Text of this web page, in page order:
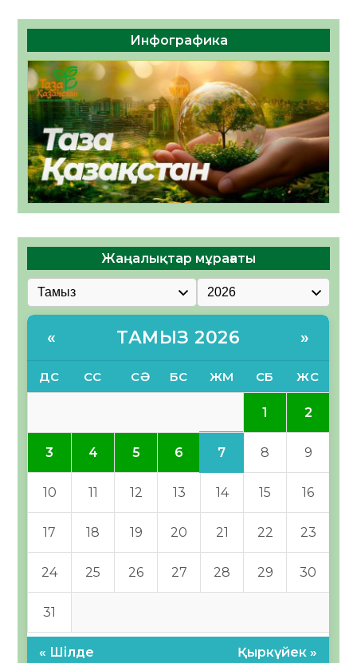
Инфографика
Жаңалықтар мұрағаты
« ТАМЫЗ 2026 »
ДС СС СӘ БС ЖМ СБ ЖС
1 2
3 4 5 6 7 8 9
10 11 12 13 14 15 16
17 18 19 20 21 22 23
24 25 26 27 28 29 30
31
« Шілде Қыркүйек »